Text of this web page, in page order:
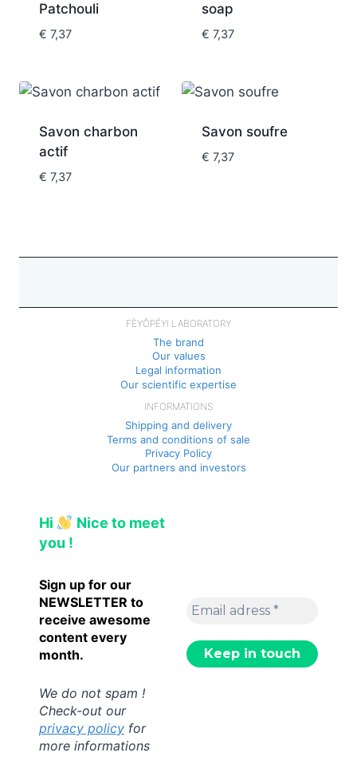
Patchouli
€ 7,37
soap
€ 7,37
Savon charbon
actif
€ 7,37
Savon soufre
€ 7,37
FÈYÔPÉYI LABORATORY
The brand
Our values
Legal information
Our scientific expertise
INFORMATIONS
Shipping and delivery
Terms and conditions of sale
Privacy Policy
Our partners and investors
Hi
Nice to meet
you !
Sign up for our
NEWSLETTER to
receive awesome
content every
month.
We do not spam !
Check-out our
privacy policy for
more informations